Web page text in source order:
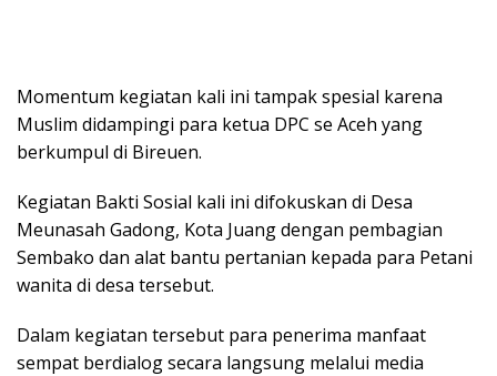
Momentum kegiatan kali ini tampak spesial karena
Muslim didampingi para ketua DPC se Aceh yang
berkumpul di Bireuen.
Kegiatan Bakti Sosial kali ini difokuskan di Desa
Meunasah Gadong, Kota Juang dengan pembagian
Sembako dan alat bantu pertanian kepada para Petani
wanita di desa tersebut.
Dalam kegiatan tersebut para penerima manfaat
sempat berdialog secara langsung melalui media